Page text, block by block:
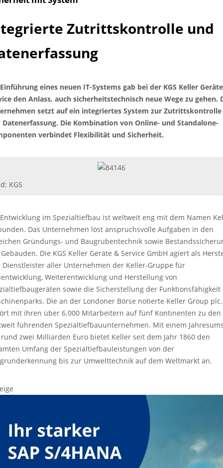
Zutrittskontrolle und
eines neuen IT-Systems gab bei der KGS Keller
den Anlass, auch sicherheitstechnisch neue Wege zu gehen.
setzt auf ein integriertes System zur Zutrittskontrolle
Datenerfassung. Die Kombination von Online- und Standalone-
verbindet Flexibilität und Sicherheit.
KGS
im Spezialtiefbau ist weltweit eng mit dem Namen
Das Unternehmen löst anspruchsvolle Aufgaben in den
Gründungs- und Baugrubentechnik sowie
Die KGS Keller Geräte & Service GmbH agiert als
Dienstleister aller Unternehmen der Keller-Gruppe für
Weiterentwicklung und Herstellung von
sowie die Sicherstellung der Funktionsfähigkeit
Die an der Londoner Börse notierte Keller Group plc.
mit ihren über 6.000 Mitarbeitern auf fünf Kontinenten zu den
führenden Spezialtiefbauunternehmen. Mit einem
zwei Milliarden Euro bietet Keller seit dem Jahr 1860 den
Umfang der Spezialtiefbauleistungen von der
bis zur Umwelttechnik auf dem Weltmarkt an.